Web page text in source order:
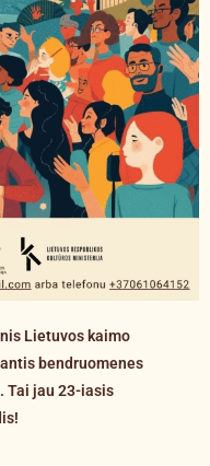
Lietuvos kaimo
bendruomenes
Tai jau 23-iasis